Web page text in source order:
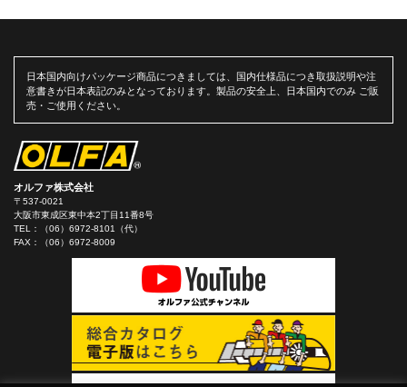
日本国内向けパッケージ商品につきましては、国内仕様品につき取扱説明や注
意書きが日本表記のみとなっております。製品の安全上、日本国内でのみ ご販
売・ご使用ください。
オルファ株式会社
〒537-0021
大阪市東成区東中本2丁目11番8号
TEL：
（06）6972-8101（代）
FAX：（06）6972-8009